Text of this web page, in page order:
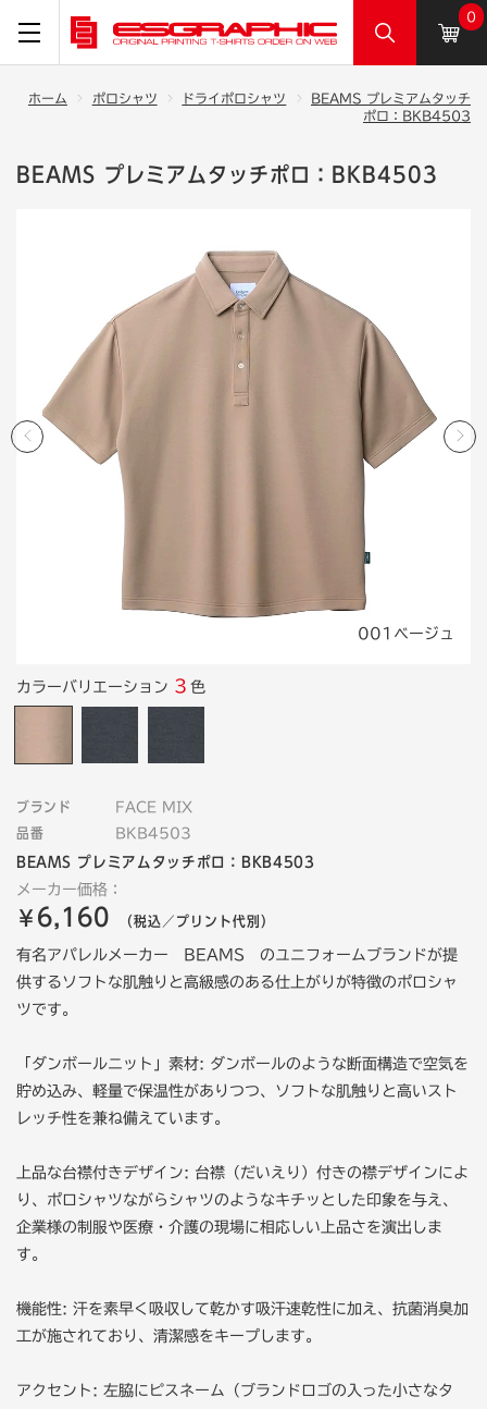
0
ホーム ポロシャツ ドライポロシャツ
BEAMS プレミアムタッチ
ポロ：BKB4503
BEAMS プレミアムタッチポロ：BKB4503
001ベージュ
カラーバリエーション 3 色
ブランド
FACE MIX
品番
BKB4503
BEAMS プレミアムタッチポロ：BKB4503
メーカー価格：
￥ 6,160 （税込／プリント代別）
有名アパレルメーカー BEAMS のユニフォームブランドが提
供するソフトな肌触りと高級感のある仕上がりが特徴のポロシャ
ツです。
「ダンボールニット」素材: ダンボールのような断面構造で空気を
貯め込み、軽量で保温性がありつつ、ソフトな肌触りと高いスト
レッチ性を兼ね備えています。
上品な台襟付きデザイン: 台襟（だいえり）付きの襟デザインによ
り、ポロシャツながらシャツのようなキチッとした印象を与え、
企業様の制服や医療・介護の現場に相応しい上品さを演出しま
す。
機能性: 汗を素早く吸収して乾かす吸汗速乾性に加え、抗菌消臭加
工が施されており、清潔感をキープします。
アクセント: 左脇にピスネーム（ブランドロゴの入った小さなタ